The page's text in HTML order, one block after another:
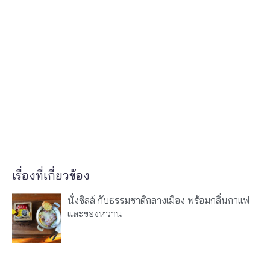
เรื่องที่เกี่ยวข้อง
นั่งชิลล์ กับธรรมชาติกลางเมือง พร้อมกลิ่นกาแฟ
และของหวาน